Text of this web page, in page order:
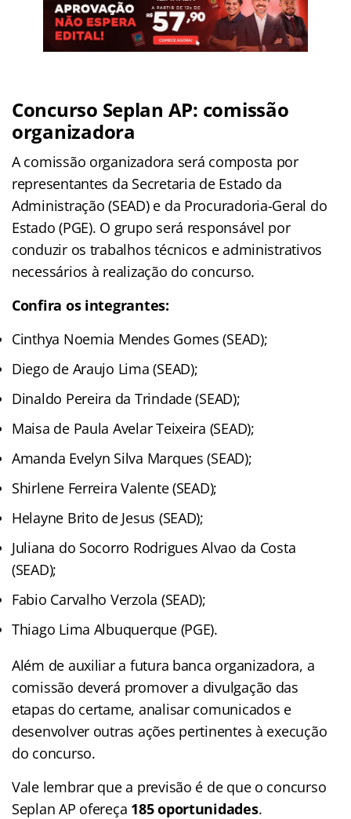
Concurso Seplan AP: comissão
organizadora
A comissão organizadora será composta por
representantes da Secretaria de Estado da
Administração (SEAD) e da Procuradoria-Geral do
Estado (PGE). O grupo será responsável por
conduzir os trabalhos técnicos e administrativos
necessários à realização do concurso.
Confira os integrantes:
Cinthya Noemia Mendes Gomes (SEAD);
Diego de Araujo Lima (SEAD);
Dinaldo Pereira da Trindade (SEAD);
Maisa de Paula Avelar Teixeira (SEAD);
Amanda Evelyn Silva Marques (SEAD);
Shirlene Ferreira Valente (SEAD);
Helayne Brito de Jesus (SEAD);
Juliana do Socorro Rodrigues Alvao da Costa
(SEAD);
Fabio Carvalho Verzola (SEAD);
Thiago Lima Albuquerque (PGE).
Além de auxiliar a futura banca organizadora, a
comissão deverá promover a divulgação das
etapas do certame, analisar comunicados e
desenvolver outras ações pertinentes à execução
do concurso.
Vale lembrar que a previsão é de que o concurso
Seplan AP ofereça 185 oportunidades.